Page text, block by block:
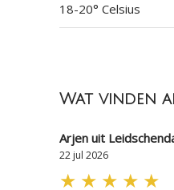
18-20° Celsius
Wat vinden
Arjen uit
22 jul 2026
★ ★ ★ ★ ★